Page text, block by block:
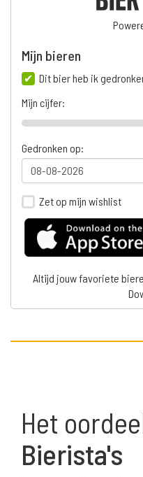
Mijn bieren
Dit bier heb ik
Mijn cijfer:
Gedronken op:
Zet op mijn wishlist
Altijd jouw favoriete
Het
Bierista's